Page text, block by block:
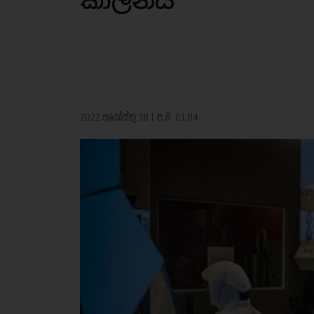
2022 අගෝස්තු 18 | ප.ව. 01:04